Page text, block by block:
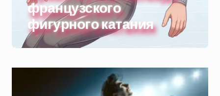
французского
фигурного катания